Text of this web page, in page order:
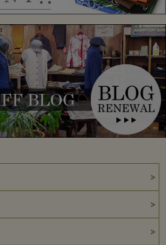
A-2 CONTRACT No.W535 ac-21996